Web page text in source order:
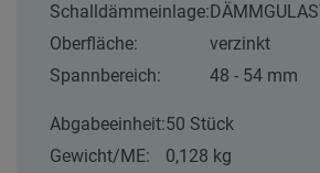
Schalldämmeinlage:
Oberfläche:
verzinkt
Spannbereich:
48 - 54 mm
Abgabeeinheit:50 Stück
Gewicht/ME:
0,128 kg